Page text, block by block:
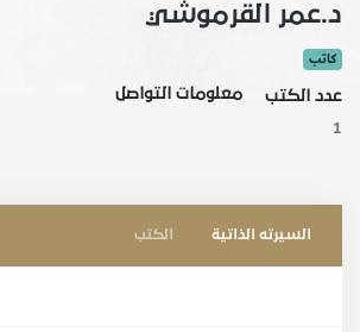
د.عمر القرموشي
كاتب
عدد الكتب
1
معلومات التواصل
السيرته الذاتية الكتب